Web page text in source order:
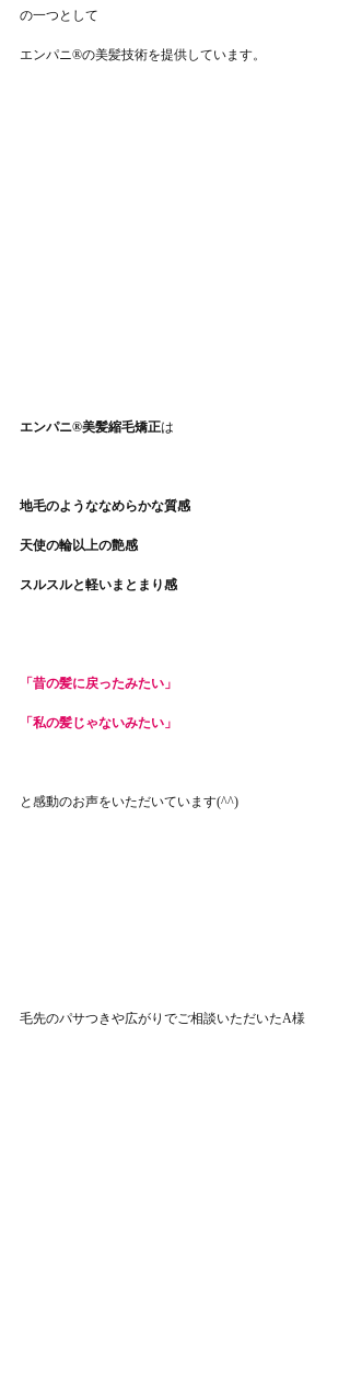
の一つとして
エンパニ®︎の美髪技術を提供しています。
エンパニ®︎美髪縮毛矯正は
地毛のようななめらかな質感
天使の輪以上の艶感
スルスルと軽いまとまり感
「昔の髪に戻ったみたい」
「私の髪じゃないみたい」
と感動のお声をいただいています(^^)
毛先のパサつきや広がりでご相談いただいたA様